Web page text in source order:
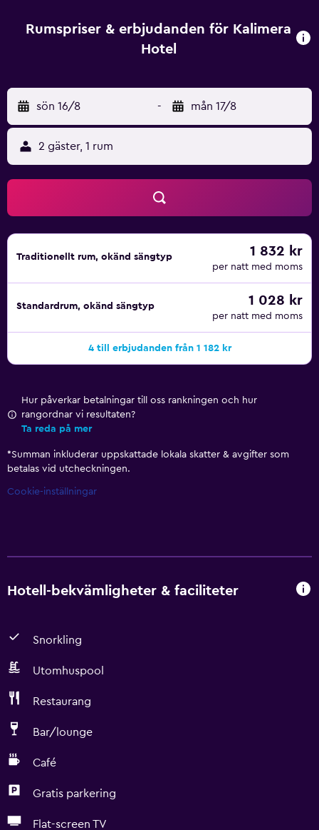
finns. Städning erbjuds dagligen och strykjärn/strykbräda
kan fås på begäran. En utomhuspool och barnpool finns på
tillkomma.
Rumspriser & erbjudanden för Kalimera
Hotel
sön 16/8 - mån 17/8
2 gäster, 1 rum
Traditionellt rum, okänd sängtyp 1 832 kr
per natt med moms
Standardrum, okänd sängtyp 1 028 kr
per natt med moms
4 till erbjudanden från 1 182 kr
Hur påverkar betalningar till oss rankningen och hur
rangordnar vi resultaten?
Ta reda på mer
*Summan inkluderar uppskattade lokala skatter & avgifter som
betalas vid utcheckningen.
Cookie-inställningar
Hotell-bekvämligheter & faciliteter
Snorkling
Utomhuspool
Restaurang
Bar/lounge
Café
Gratis parkering
Flat-screen TV